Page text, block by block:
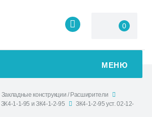
0
МЕНЮ
Закладные конструкции / Расширители
ЗК4-1-1-95 и ЗК4-1-2-95
ЗК4-1-2-95 уст. 02-12-